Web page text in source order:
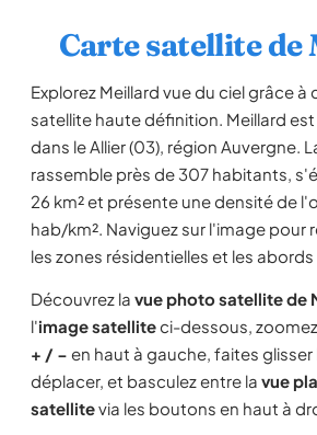
Carte satellite de
Explorez Meillard vue du ciel grâce
satellite haute définition. Meillard
dans le Allier (03), région Auvergne.
rassemble près de 307 habitants,
26 km² et présente une densité de
hab/km². Naviguez sur l'image pour
les zones résidentielles et les abords
Découvrez la vue photo satellite de
l'image satelliteci-dessous,
+ / − en haut à gauche, faites
déplacer, et basculez entre la vue
satellitevia les boutons en haut à